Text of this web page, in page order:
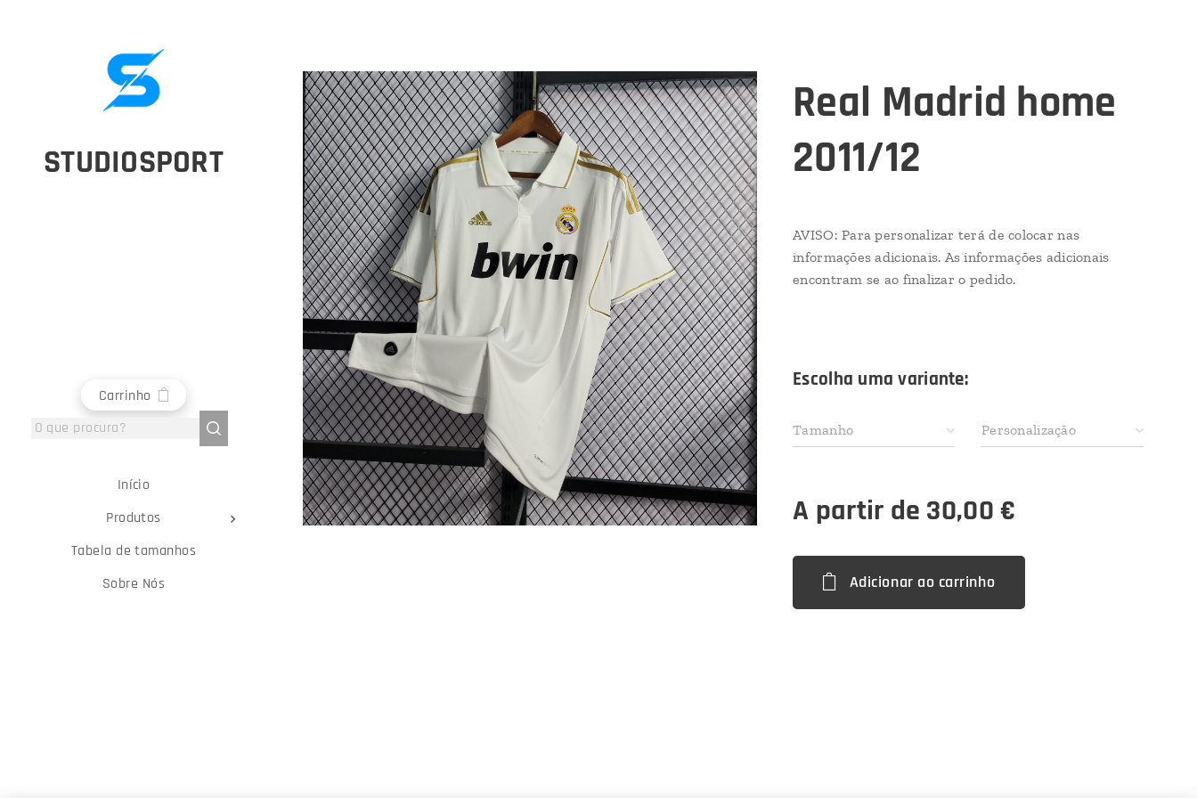
STUDIOSPORT
Carrinho
Início
Produtos
Tabela de tamanhos
Sobre Nós
Real Madrid home
2011/12
AVISO: Para personalizar terá de colocar nas
informações adicionais. As informações adicionais
encontram se ao finalizar o pedido.
Escolha uma variante:
Tamanho Personalização
A partir de 30,00€
Adicionar ao carrinho